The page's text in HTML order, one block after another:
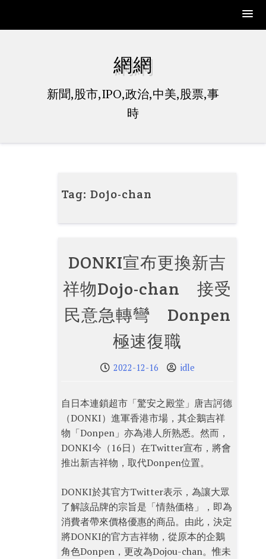
網網
新聞,股市,IPO,政治,中美,股票,事
時
Tag:Dojo-chan
DONKI宣布更換新吉
祥物Dojo-chan 接受
民意急轉彎 Donpen
極速復職
2022-12-16 idle
自日本連鎖超市「驚安之殿堂」唐吉訶德
（DONKI）進軍香港市場，其企鵝吉祥
物「Donpen」亦為港人所熟悉。然而，
DONKI今（16日）在Twitter宣布，將會
推出新吉祥物，取代Donpen位置。
DONKI於其官方Twitter表示，為讓大眾
了解該品牌的宗旨是「情熱価格」，即為
消費者帶來價格優惠的商品。由此，決定
將DONKI的官方吉祥物，從原本的企鵝
角色Donpen，更改為Dojou-chan。惟未